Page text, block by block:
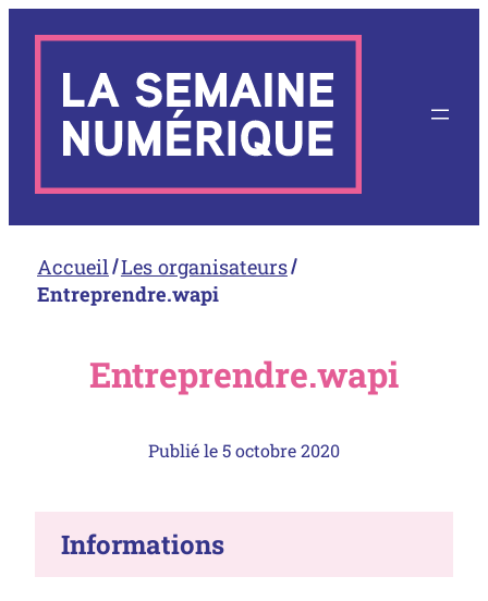
contenu
Accueil Les organisateurs
Entreprendre.wapi
Entreprendre.wapi
Publié le5 octobre 2020
Informations